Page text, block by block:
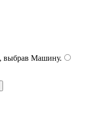
выбрав Машину.